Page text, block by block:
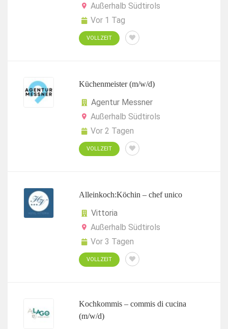
Außerhalb Südtirols
Vor 1 Tag
VOLLZEIT
Küchenmeister (m/w/d)
Agentur Messner
Außerhalb Südtirols
Vor 2 Tagen
VOLLZEIT
Alleinkoch:Köchin – chef unico
Vittoria
Außerhalb Südtirols
Vor 3 Tagen
VOLLZEIT
Kochkommis – commis di cucina
(m/w/d)